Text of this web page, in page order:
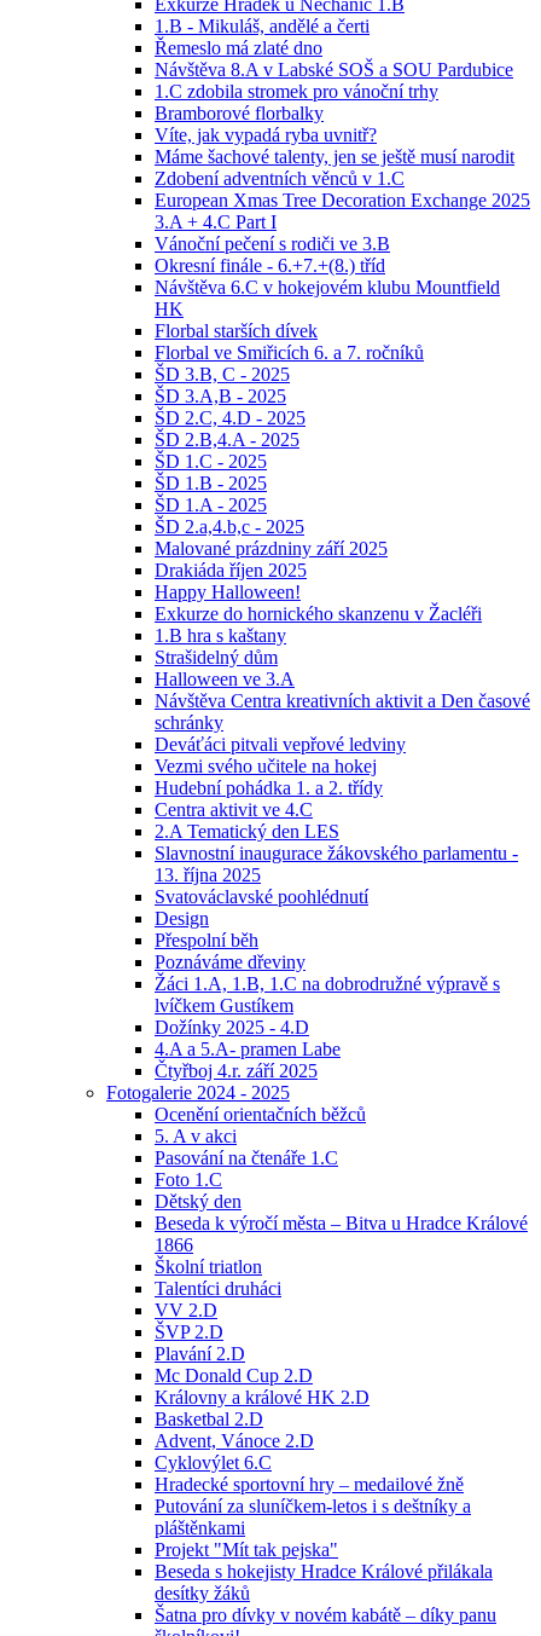
Exkurze Hrádek u Nechanic 1.B
1.B - Mikuláš, andělé a čerti
Řemeslo má zlaté dno
Návštěva 8.A v Labské SOŠ a SOU Pardubice
1.C zdobila stromek pro vánoční trhy
Bramborové florbalky
Víte, jak vypadá ryba uvnitř?
Máme šachové talenty, jen se ještě musí narodit
Zdobení adventních věnců v 1.C
European Xmas Tree Decoration Exchange 2025
3.A + 4.C Part I
Vánoční pečení s rodiči ve 3.B
Okresní finále - 6.+7.+(8.) tříd
Návštěva 6.C v hokejovém klubu Mountfield
HK
Florbal starších dívek
Florbal ve Smiřicích 6. a 7. ročníků
ŠD 3.B, C - 2025
ŠD 3.A,B - 2025
ŠD 2.C, 4.D - 2025
ŠD 2.B,4.A - 2025
ŠD 1.C - 2025
ŠD 1.B - 2025
ŠD 1.A - 2025
ŠD 2.a,4.b,c - 2025
Malované prázdniny září 2025
Drakiáda říjen 2025
Happy Halloween!
Exkurze do hornického skanzenu v Žacléři
1.B hra s kaštany
Strašidelný dům
Halloween ve 3.A
Návštěva Centra kreativních aktivit a Den časové
schránky
Deváťáci pitvali vepřové ledviny
Vezmi svého učitele na hokej
Hudební pohádka 1. a 2. třídy
Centra aktivit ve 4.C
2.A Tematický den LES
Slavnostní inaugurace žákovského parlamentu -
13. října 2025
Svatováclavské poohlédnutí
Design
Přespolní běh
Poznáváme dřeviny
Žáci 1.A, 1.B, 1.C na dobrodružné výpravě s
lvíčkem Gustíkem
Dožínky 2025 - 4.D
4.A a 5.A- pramen Labe
Čtyřboj 4.r. září 2025
Fotogalerie 2024 - 2025
Ocenění orientačních běžců
5. A v akci
Pasování na čtenáře 1.C
Foto 1.C
Dětský den
Beseda k výročí města – Bitva u Hradce Králové
1866
Školní triatlon
Talentíci druháci
VV 2.D
ŠVP 2.D
Plavání 2.D
Mc Donald Cup 2.D
Královny a králové HK 2.D
Basketbal 2.D
Advent, Vánoce 2.D
Cyklovýlet 6.C
Hradecké sportovní hry – medailové žně
Putování za sluníčkem-letos i s deštníky a
pláštěnkami
Projekt "Mít tak pejska"
Beseda s hokejisty Hradce Králové přilákala
desítky žáků
Šatna pro dívky v novém kabátě – díky panu